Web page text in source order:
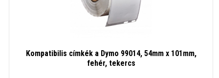
Kompatibilis címkék a Dymo 99014, 54mm x 101mm,
fehér, tekercs